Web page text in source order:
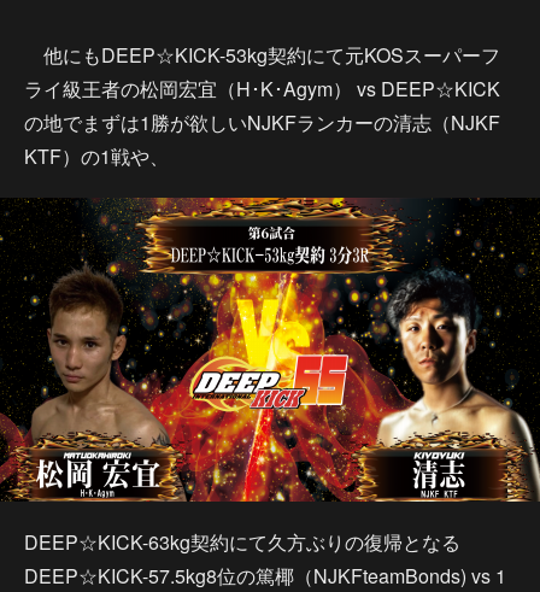
他にもDEEP☆KICK-53kg契約にて元KOSスーパーフ
ライ級王者の松岡宏宜（H･K･Agym） vs DEEP☆KICK
の地でまずは1勝が欲しいNJKFランカーの清志（NJKF
KTF）の1戦や、
DEEP☆KICK-63kg契約にて久方ぶりの復帰となる
DEEP☆KICK-57.5kg8位の篤椰（NJKFteamBonds) vs 1